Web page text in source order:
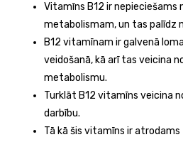
Vitamīns B12 ir nepieciešams
metabolismam, un tas palīdz
B12 vitamīnam ir galvenā
veidošanā, kā arī tas veicina
metabolismu.
Turklāt B12 vitamīns veicina
darbību.
Tā kā šis vitamīns ir